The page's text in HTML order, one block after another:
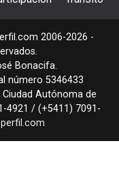
2006-2026 -
Bonacifa.
número 5346433
Ciudad Autónoma de
4921 / (+5411) 7091-